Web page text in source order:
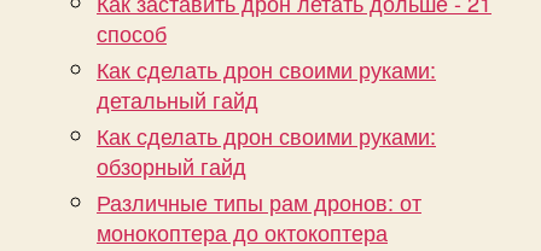
способ
Как сделать дрон своими руками:
детальный гайд
Как сделать дрон своими руками:
обзорный гайд
Различные типы рам дронов: от
монокоптера до октокоптера